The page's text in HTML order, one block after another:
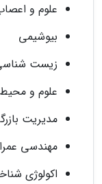
علوم و
بیوشیمی
زیست
علوم و
مدیریت
مهندسی
اکولوژی